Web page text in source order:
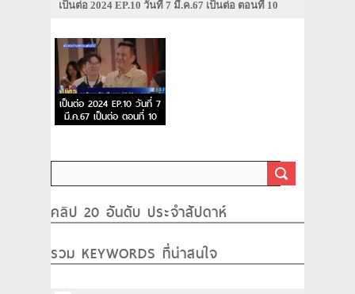
เป็นต่อ 2024 EP.10 วันที่ 7 มี.ค.67 เป็นต่อ ตอนที่ 10
เป็นต่อ 2024 EP.10 วันที่ 7
มี.ค.67 เป็นต่อ ตอนที่ 10
คลิป 20 อันดับ ประจำสัปดาห์
รวม KEYWORDS ที่น่าสนใจ